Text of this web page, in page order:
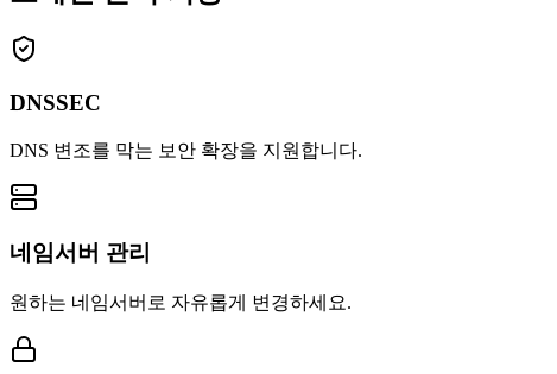
DNSSEC
DNS 변조를 막는 보안 확장을 지원합니다.
네임서버 관리
원하는 네임서버로 자유롭게 변경하세요.